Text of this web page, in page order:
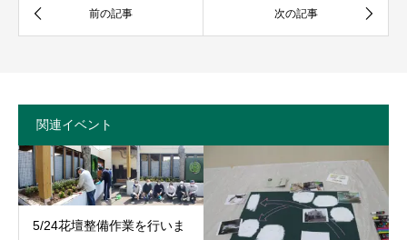
関連イベント
5/24花壇整備作業を行いま